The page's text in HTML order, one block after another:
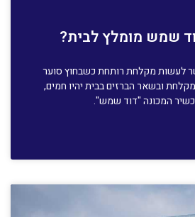
שמש מומלץ לבית?
לעשות מקלחת רותחת כשבחוץ סוער
ובשאר הברזים בבית יהיו חמים,
המכונה "דוד שמש".